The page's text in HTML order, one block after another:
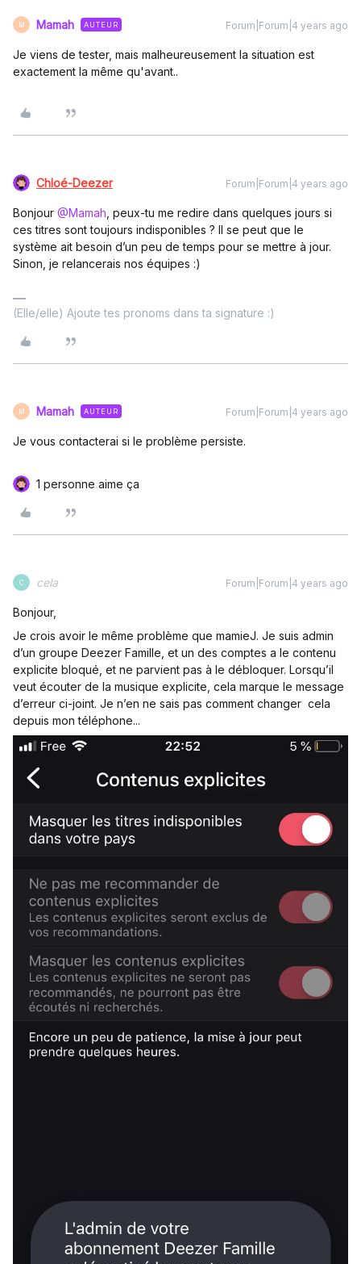
M Mamah AUTEUR Forum|Forum|4 years ago
Je viens de tester, mais malheureusement la situation est
exactement la même qu'avant..
Chloé-Deezer Forum|Forum|4 years ago
Bonjour @Mamah, peux-tu me redire dans quelques jours si
ces titres sont toujours indisponibles ? Il se peut que le
système ait besoin d’un peu de temps pour se mettre à jour.
Sinon, je relancerais nos équipes :)
(Elle/elle) Ajoute tes pronoms dans ta signature :)
M Mamah AUTEUR Forum|Forum|4 years ago
Je vous contacterai si le problème persiste.
1 personne aime ça
C cela Forum|Forum|4 years ago
Bonjour,
Je crois avoir le même problème que mamieJ. Je suis admin
d’un groupe Deezer Famille, et un des comptes a le contenu
explicite bloqué, et ne parvient pas à le débloquer. Lorsqu’il
veut écouter de la musique explicite, cela marque le message
d’erreur ci-joint. Je n’en ne sais pas comment changer cela
depuis mon téléphone...